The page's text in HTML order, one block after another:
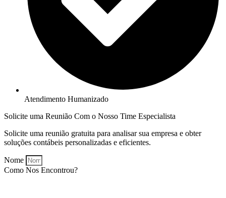
Atendimento Humanizado
Solicite uma Reunião Com o Nosso Time Especialista
Solicite uma reunião gratuita para analisar sua empresa e obter
soluções contábeis personalizadas e eficientes.
Nome
Como Nos Encontrou?